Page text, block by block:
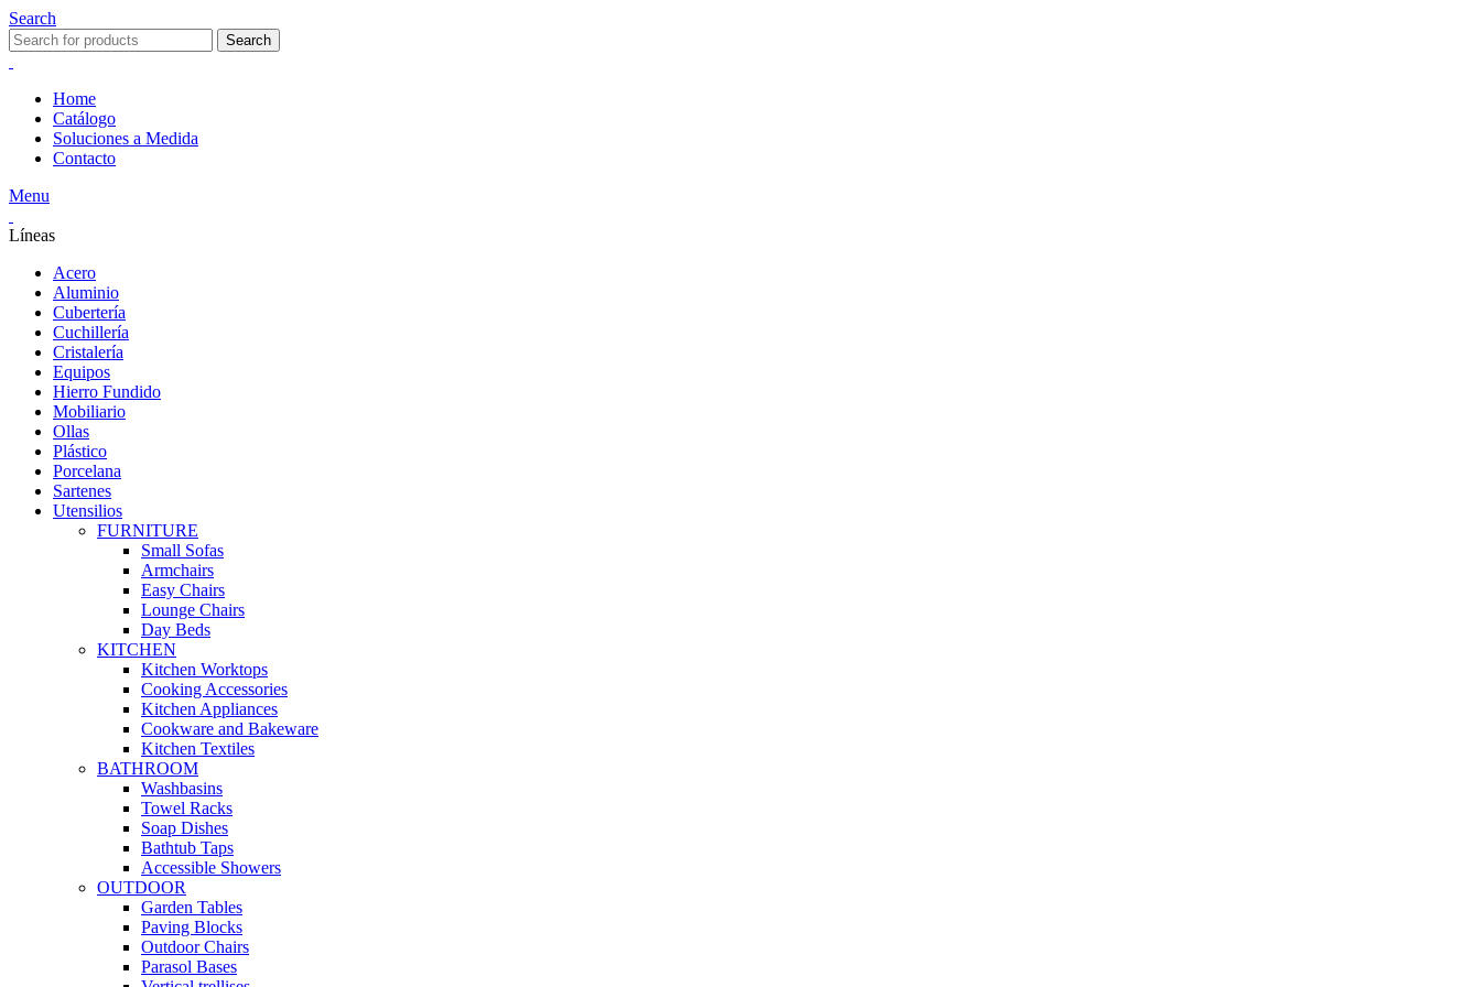
Search
Search
Home
Catálogo
Soluciones a Medida
Contacto
Menu
Líneas
Acero
Aluminio
Cubertería
Cuchillería
Cristalería
Equipos
Hierro Fundido
Mobiliario
Ollas
Plástico
Porcelana
Sartenes
Utensilios
FURNITURE
Small Sofas
Armchairs
Easy Chairs
Lounge Chairs
Day Beds
KITCHEN
Kitchen Worktops
Cooking Accessories
Kitchen Appliances
Cookware and Bakeware
Kitchen Textiles
BATHROOM
Washbasins
Towel Racks
Soap Dishes
Bathtub Taps
Accessible Showers
OUTDOOR
Garden Tables
Paving Blocks
Outdoor Chairs
Parasol Bases